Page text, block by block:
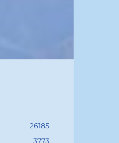
26185
3773